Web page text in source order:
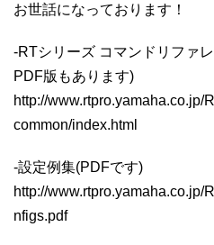
お世話になっております！
-RTシリーズ コマンドリファ
PDF版もあります)
http://www.rtpro.yamaha.co.jp/
common/index.html
-設定例集(PDFです)
http://www.rtpro.yamaha.co.jp/
nfigs.pdf